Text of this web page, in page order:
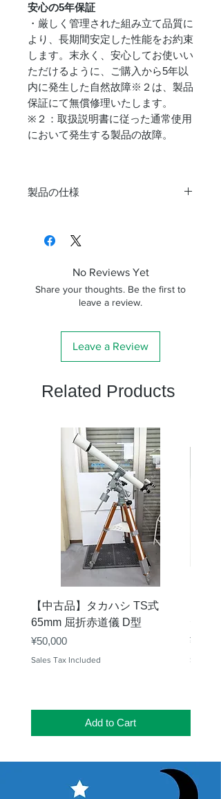
安心の5年保証
・厳しく管理された組み立て品質に
より、長期間安定した性能をお約束
します。末永く、安心してお使いい
ただけるように、ご購入から5年以
内に発生した自然故障※２は、製品
保証にて無償修理いたします。
※２：取扱説明書に従った通常使用
において発生する製品の故障。
製品の仕様
口径比
サークル
レンズ構
6群6枚（うちSDガ
ス１枚使用）
極限等級 11.1等
集光力 114倍
収納時 376mm
伸長時 472mm（ド
ローチューブ繰込
み時）
鏡筒部直
径
φ100mm
フード外
径
φ115mm
位置
約106mm（回転装
置後端から焦点面
ューブ繰
No Reviews Yet
Share your thoughts. Be the first to
leave a review.
Leave a Review
Related Products
【中古品】タカハシ TS式
65mm 屈折赤道儀 D型
Price
¥50,000
Sales Tax Included
Add to Cart
Price
¥25,000
Sales